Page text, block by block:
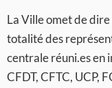
La Ville omet de dire
totalité des
centrale réuni.es en
CFDT, CFTC, UCP,